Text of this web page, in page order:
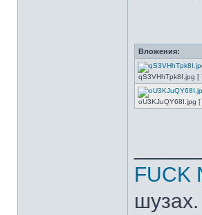
Вложения:
qS3VHhTpk8I.jpg
oU3KJuQY68I.jpg
FUCK